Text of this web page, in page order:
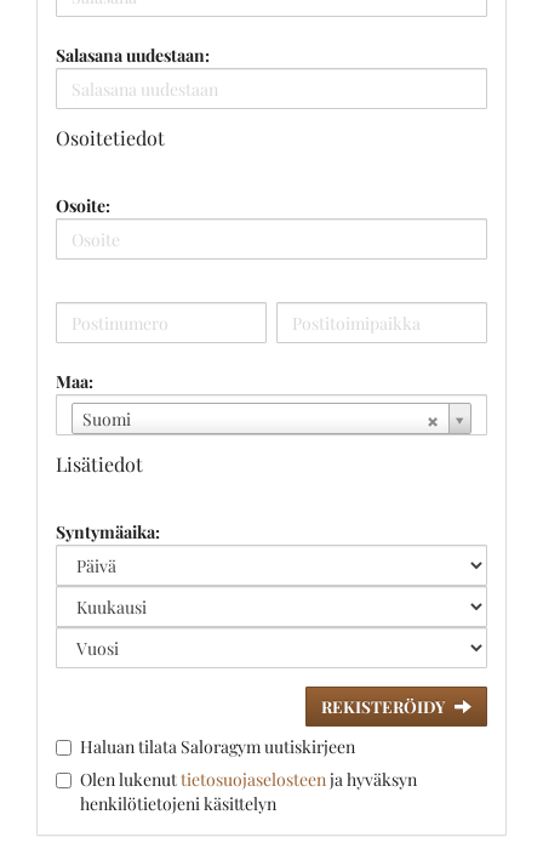
Salasana uudestaan:
Osoitetiedot
Osoite:
Maa:
Suomi
Lisätiedot
Syntymäaika:
REKISTERÖIDY
Haluan tilata Saloragym uutiskirjeen
Olen lukenuttietosuojaselosteenja hyväksyn
henkilötietojeni käsittelyn